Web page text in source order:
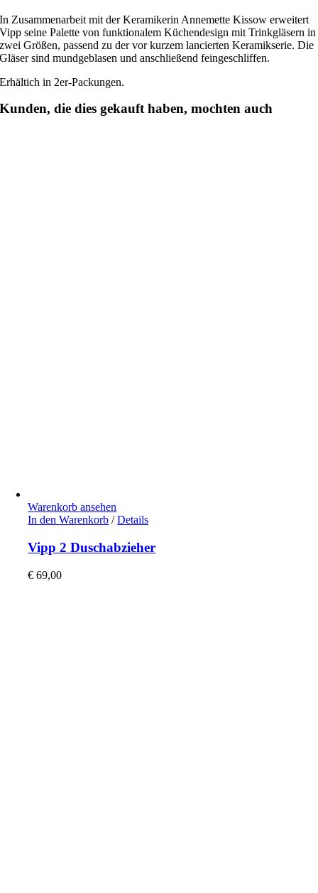
In Zusammenarbeit mit der Keramikerin Annemette Kissow erweitert
Vipp seine Palette von funktionalem Küchendesign mit Trinkgläsern in
zwei Größen, passend zu der vor kurzem lancierten Keramikserie. Die
Gläser sind mundgeblasen und anschließend feingeschliffen.
Erhältich in 2er-Packungen.
Kunden, die dies gekauft haben, mochten auch
Warenkorb ansehen
In den Warenkorb / Details
Vipp 2 Duschabzieher
€ 69,00